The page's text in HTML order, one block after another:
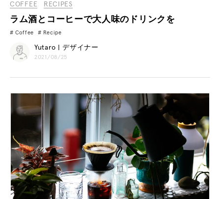
COFFEE RECIPES
ラム酒とコーヒーで大人味のドリンクを
Coffee Recipe
Yutaro | デザイナー
2021/08/25